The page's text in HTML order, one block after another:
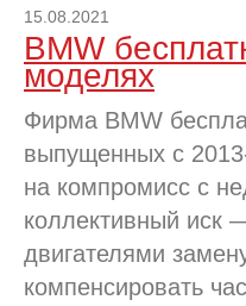
15.08.2021
BMW
моделях
Фирма BMW
выпущенных с
на компромисс с
коллективный иск
двигателями
компенсировать